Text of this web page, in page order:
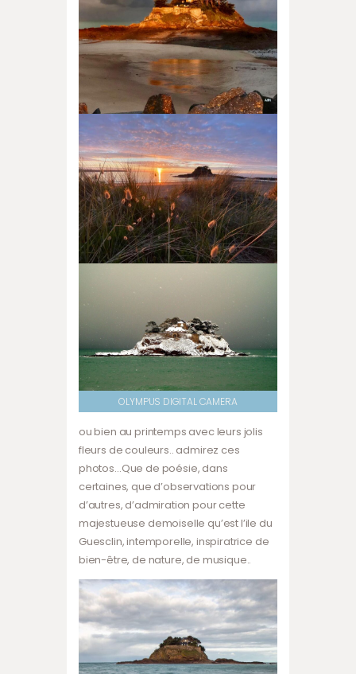
OLYMPUS DIGITAL CAMERA
ou bien au printemps avec leurs jolis
fleurs de couleurs.. admirez ces
photos…Que de poésie, dans
certaines, que d’observations pour
d’autres, d’admiration pour cette
majestueuse demoiselle qu’est l’ile du
Guesclin, intemporelle, inspiratrice de
bien-être, de nature, de musique..